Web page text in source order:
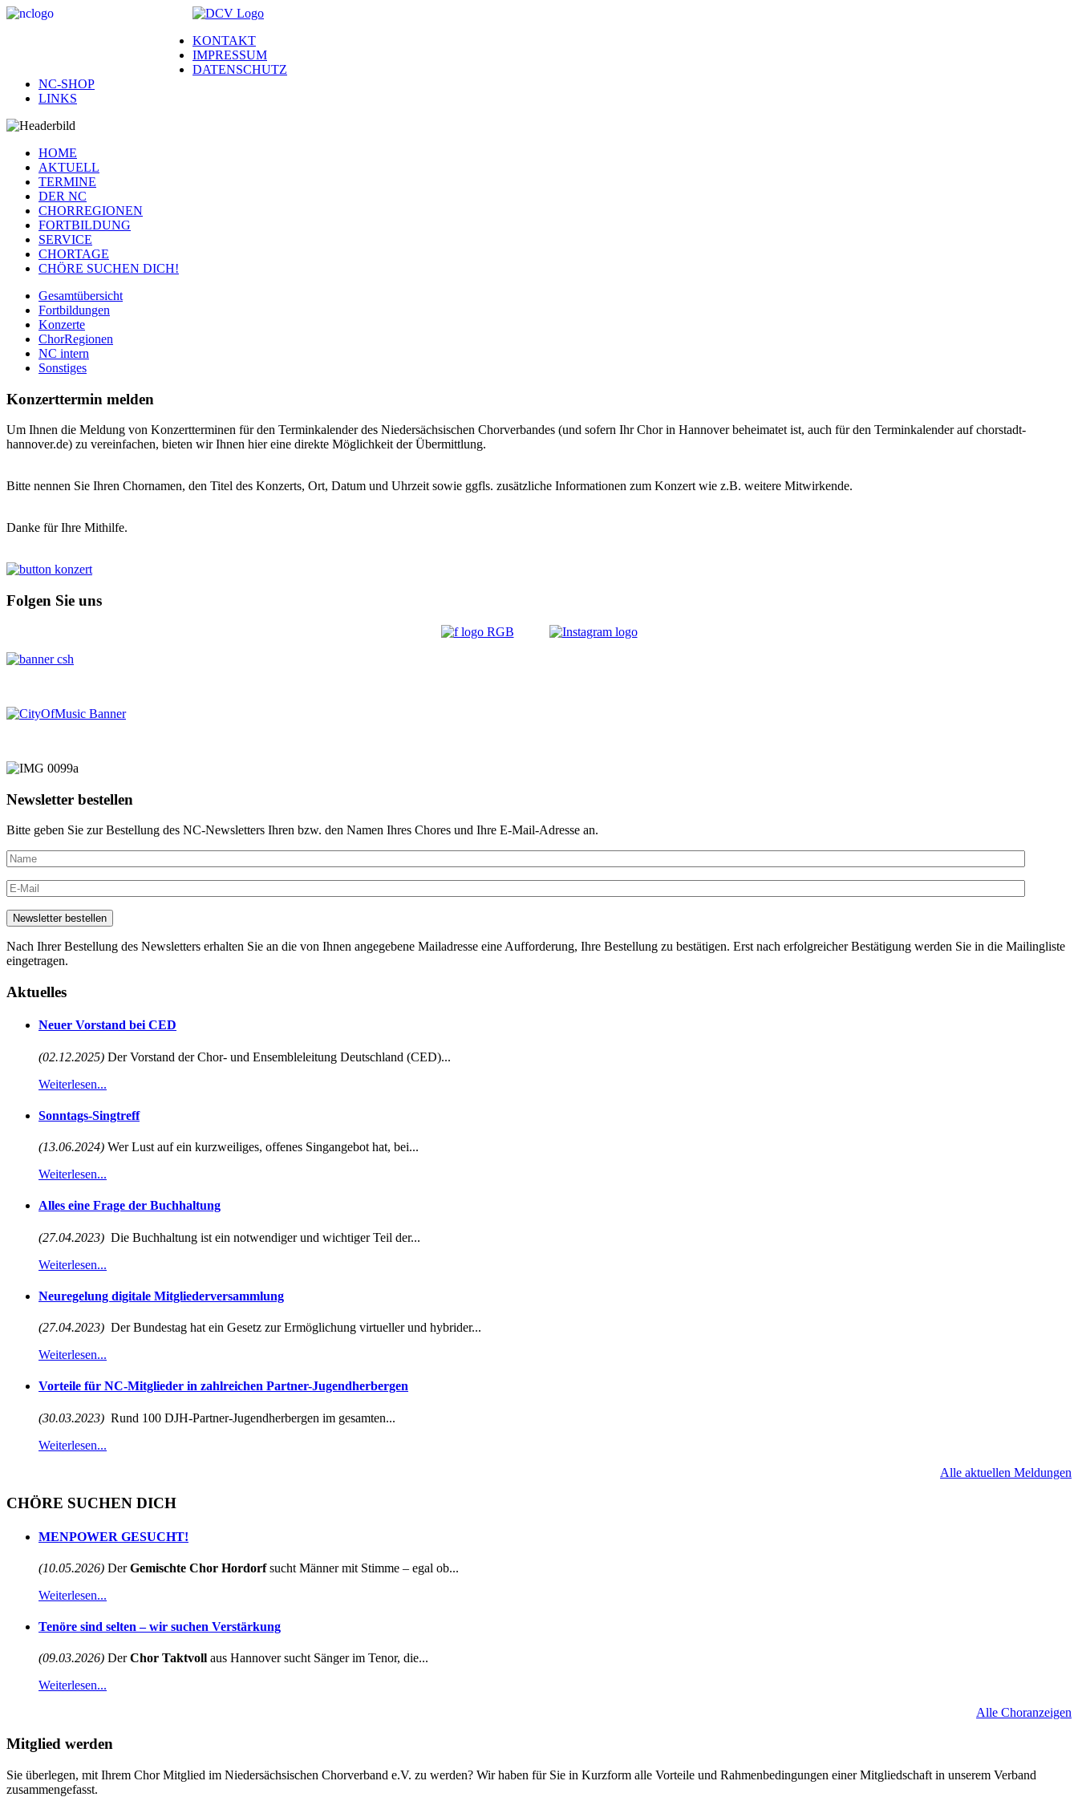
KONTAKT
IMPRESSUM
DATENSCHUTZ
NC-SHOP
LINKS
HOME
AKTUELL
TERMINE
DER NC
CHORREGIONEN
FORTBILDUNG
SERVICE
CHORTAGE
CHÖRE SUCHEN DICH!
Gesamtübersicht
Fortbildungen
Konzerte
ChorRegionen
NC intern
Sonstiges
Konzerttermin melden
Um Ihnen die Meldung von Konzertterminen für den Terminkalender des Niedersächsischen Chorverbandes (und sofern Ihr Chor in Hannover beheimatet ist, auch für den Terminkalender auf chorstadt-
hannover.de) zu vereinfachen, bieten wir Ihnen hier eine direkte Möglichkeit der Übermittlung.
Bitte nennen Sie Ihren Chornamen, den Titel des Konzerts, Ort, Datum und Uhrzeit sowie ggfls. zusätzliche Informationen zum Konzert wie z.B. weitere Mitwirkende.
Danke für Ihre Mithilfe.
Folgen Sie uns
Newsletter bestellen
Bitte geben Sie zur Bestellung des NC-Newsletters Ihren bzw. den Namen Ihres Chores und Ihre E-Mail-Adresse an.
Nach Ihrer Bestellung des Newsletters erhalten Sie an die von Ihnen angegebene Mailadresse eine Aufforderung, Ihre Bestellung zu bestätigen. Erst nach erfolgreicher Bestätigung werden Sie in die Mailingliste
eingetragen.
Aktuelles
Neuer Vorstand bei CED
(02.12.2025) Der Vorstand der Chor- und Ensembleleitung Deutschland (CED)...
Weiterlesen...
Sonntags-Singtreff
(13.06.2024) Wer Lust auf ein kurzweiliges, offenes Singangebot hat, bei...
Weiterlesen...
Alles eine Frage der Buchhaltung
(27.04.2023) Die Buchhaltung ist ein notwendiger und wichtiger Teil der...
Weiterlesen...
Neuregelung digitale Mitgliederversammlung
(27.04.2023) Der Bundestag hat ein Gesetz zur Ermöglichung virtueller und hybrider...
Weiterlesen...
Vorteile für NC-Mitglieder in zahlreichen Partner-Jugendherbergen
(30.03.2023) Rund 100 DJH-Partner-Jugendherbergen im gesamten...
Weiterlesen...
Alle aktuellen Meldungen
CHÖRE SUCHEN DICH
MENPOWER GESUCHT!
(10.05.2026) DerGemischte Chor Hordorfsucht Männer mit Stimme – egal ob...
Weiterlesen...
Tenöre sind selten – wir suchen Verstärkung
(09.03.2026) DerChor Taktvoll aus Hannover sucht Sänger im Tenor, die...
Weiterlesen...
Alle Choranzeigen
Mitglied werden
Sie überlegen, mit Ihrem Chor Mitglied im Niedersächsischen Chorverband e.V. zu werden? Wir haben für Sie in Kurzform alle Vorteile und Rahmenbedingungen einer Mitgliedschaft in unserem Verband
zusammengefasst.